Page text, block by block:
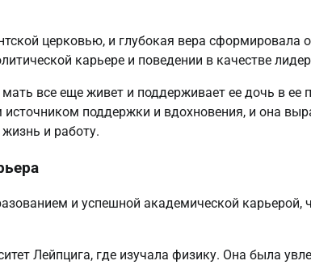
церковью, и глубокая вера сформировала
карьере и поведении в качестве
все еще живет и поддерживает ее дочь в ее
поддержки и вдохновения, и она
и работу.
и успешной академической карьерой,
Лейпцига, где изучала физику. Она была